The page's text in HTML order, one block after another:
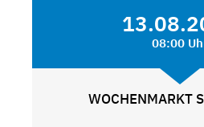
08:00
WOCHENMARKT